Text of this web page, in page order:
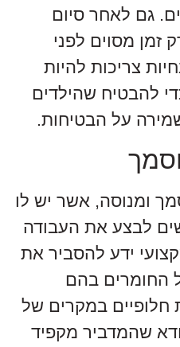
גם לאחר סיום
זמן מסוים לפני
צריכות להיות
להבטיח שהילדים
על הבטיחות.
ומנוסה, אשר יש לו
לבצע את העבודה
ידע להסביר את
החומרים בהם
חלופיים במקרים של
שהמדביר מקפיד